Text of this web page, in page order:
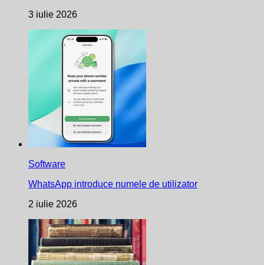
3 iulie 2026
Software
WhatsApp introduce numele de utilizator
2 iulie 2026